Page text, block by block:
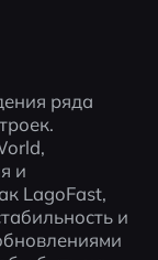
ряда
и
LagoFast,
и